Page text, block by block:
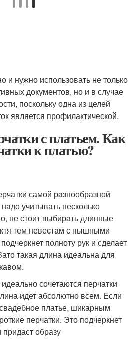
и нужно использовать не только
документов, но и в случае
поскольку одна из целей
является профилактической.
с платьем. Как
к платью?
самой разнообразной
учитывать несколько
не стоит выбирать длинные
тем невестам с пышными
полноту рук и сделает
такая длина идеальна для
сочетаются перчатки
идет абсолютно всем. Если
платье, шикарным
перчатки. Это подчеркнет
придаст образу